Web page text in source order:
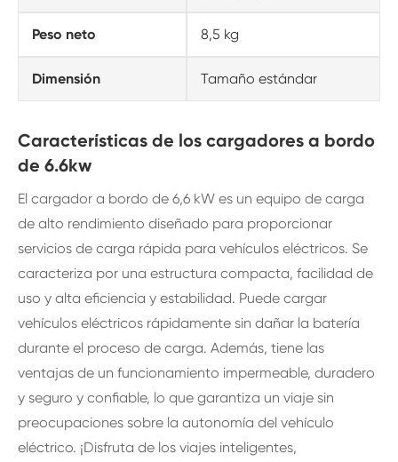
Peso neto 8,5 kg
Dimensión Tamaño estándar
Características de los cargadores a bordo
de 6.6kw
El cargador a bordo de 6,6 kW es un equipo de carga
de alto rendimiento diseñado para proporcionar
servicios de carga rápida para vehículos eléctricos. Se
caracteriza por una estructura compacta, facilidad de
uso y alta eficiencia y estabilidad. Puede cargar
vehículos eléctricos rápidamente sin dañar la batería
durante el proceso de carga. Además, tiene las
ventajas de un funcionamiento impermeable, duradero
y seguro y confiable, lo que garantiza un viaje sin
preocupaciones sobre la autonomía del vehículo
eléctrico. ¡Disfruta de los viajes inteligentes,